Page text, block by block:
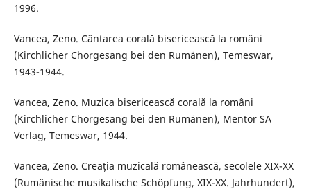
1996.
Vancea, Zeno. Cântarea corală bisericească la români
(Kirchlicher Chorgesang bei den Rumänen), Temeswar,
1943-1944.
Vancea, Zeno. Muzica bisericească corală la români
(Kirchlicher Chorgesang bei den Rumänen), Mentor SA
Verlag, Temeswar, 1944.
Vancea, Zeno. Creația muzicală românească, secolele XIX-XX
(Rumänische musikalische Schöpfung, XIX-XX. Jahrhundert),